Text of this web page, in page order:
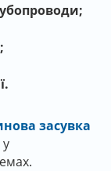
засувка